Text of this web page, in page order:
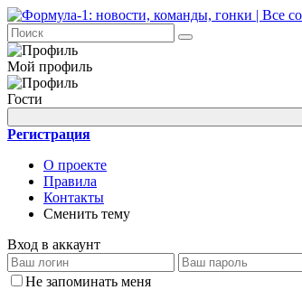
Мой профиль
Гости
Регистрация
О проекте
Правила
Контакты
Сменить тему
Вход в аккаунт
Не запоминать меня